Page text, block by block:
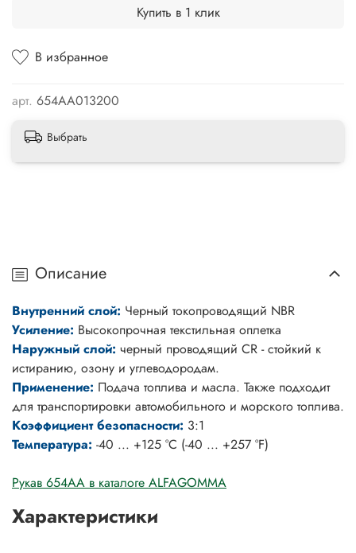
В избранное
арт. 654AA013200
Купить в 1 клик
Выбрать
Описание
Внутренний слой: Черный токопроводящий NBR
Усиление: Высокопрочная текстильная оплетка
Наружный слой: черный проводящий CR - стойкий к
истиранию, озону и углеводородам.
Применение: Подача топлива и масла. Также подходит
для транспортировки автомобильного и морского топлива.
Коэффициент безопасности: 3:1
Температура: -40 ... +125 °C (-40 ... +257 °F)
Рукав 654AA в каталоге ALFAGOMMA
Характеристики